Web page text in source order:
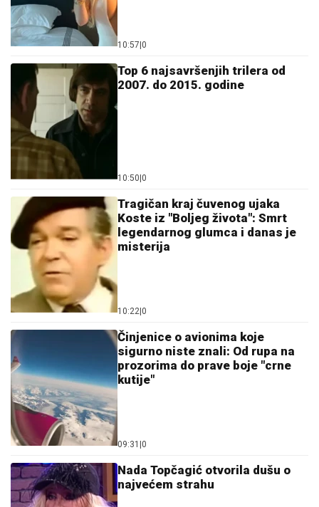
10:57|0
Top 6 najsavršenjih trilera od
2007. do 2015. godine
10:50|0
Tragičan kraj čuvenog ujaka
Koste iz "Boljeg života": Smrt
legendarnog glumca i danas je
misterija
10:22|0
Činjenice o avionima koje
sigurno niste znali: Od rupa na
prozorima do prave boje "crne
kutije"
09:31 |0
Nada Topčagić otvorila dušu o
najvećem strahu